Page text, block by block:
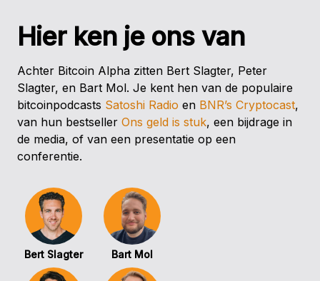
Hier ken je ons van
Achter Bitcoin Alpha zitten Bert Slagter, Peter
Slagter, en Bart Mol. Je kent hen van de populaire
bitcoinpodcasts Satoshi Radio en BNR’s Cryptocast,
van hun bestseller Ons geld is stuk, een bijdrage in
de media, of van een presentatie op een
conferentie.
Bert Slagter Bart Mol